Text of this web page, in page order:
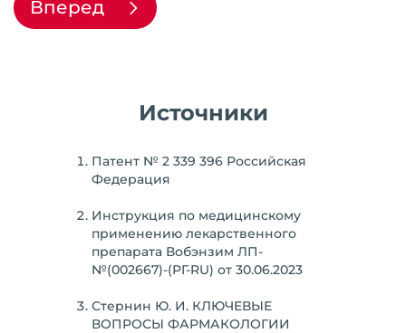
Вперед
Источники
Патент № 2 339 396 Российская
Федерация
Инструкция по медицинскому
применению лекарственного
препарата Вобэнзим ЛП-
№(002667)-(РГ-RU) от 30.06.2023
Стернин Ю. И. КЛЮЧЕВЫЕ
ВОПРОСЫ ФАРМАКОЛОГИИ